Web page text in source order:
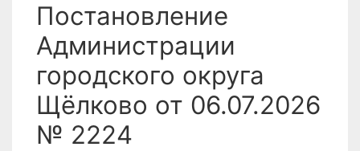
Постановление
Администрации
городского округа
Щёлково от 06.07.2026
№ 2224